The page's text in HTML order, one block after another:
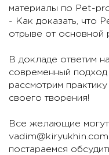
материалы по Pet-
- Как доказать, что
отрыве от основной
В докладе ответим
современный
рассмотрим
своего творения!
Все желающие могут
постараемся